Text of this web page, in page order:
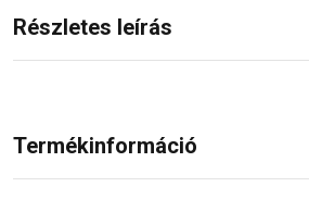
Részletes leírás
Termékinformáció